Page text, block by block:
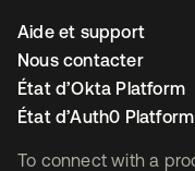
To connect with a
Aide et support
Nous contacter
État d’Okta Platform
État d’Auth0 Platform